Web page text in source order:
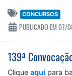
CONCURSOS
PUBLICADO EM
139ª
Clique aqui para